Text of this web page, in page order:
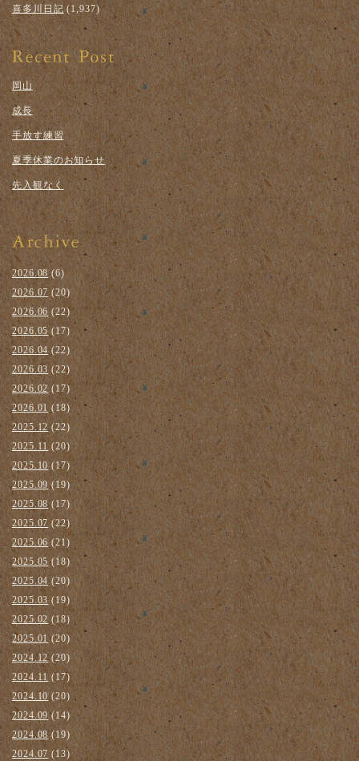
喜多川日記(1,937)
岡山
成長
手放す練習
夏季休業のお知らせ
先入観なく
2026.08(6)
2026.07(20)
2026.06 (22)
2026.05(17)
2026.04(22)
2026.03(22)
2026.02(17)
2026.01(18)
2025.12(22)
2025.11(20)
2025.10(17)
2025.09 (19)
2025.08(17)
2025.07(22)
2025.06(21)
2025.05 (18)
2025.04(20)
2025.03 (19)
2025.02 (18)
2025.01(20)
2024.12(20)
2024.11 (17)
2024.10(20)
2024.09(14)
2024.08(19)
2024.07 (13)